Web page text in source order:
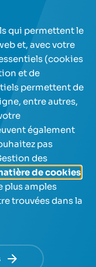
qui permettent le
et, avec votre
(cookies
et de
permettent de
entre autres,
également
pas
des
de cookies
plus amples
trouvées dans la